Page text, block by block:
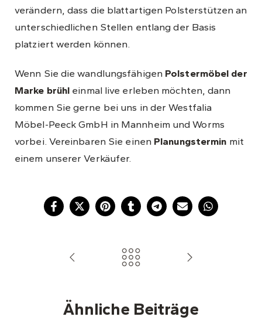
verändern, dass die blattartigen Polsterstützen an
unterschiedlichen Stellen entlang der Basis
platziert werden können.
Wenn Sie die wandlungsfähigen Polstermöbel der
Marke brühl einmal live erleben möchten, dann
kommen Sie gerne bei uns in der Westfalia
Möbel-Peeck GmbH in Mannheim und Worms
vorbei. Vereinbaren Sie einen Planungstermin mit
einem unserer Verkäufer.
Ähnliche Beiträge